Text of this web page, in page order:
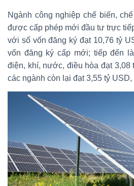
Ngành công nghiệp chế biến,
được cấp phép mới đầu tư trực
với số vốn đăng ký đạt 10,76 tỷ
vốn đăng ký cấp mới; tiếp đến
điện, khí, nước, điều hòa đạt 3,08
các ngành còn lại đạt 3,55 tỷ USD,